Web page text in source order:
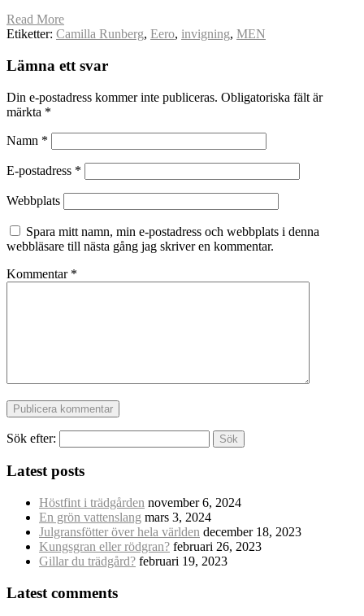
Read More
Etiketter: Camilla Runberg, Eero, invigning, MEN
Lämna ett svar
Din e-postadress kommer inte publiceras. Obligatoriska fält är
märkta *
Namn *
E-postadress *
Webbplats
Spara mitt namn, min e-postadress och webbplats i denna
webbläsare till nästa gång jag skriver en kommentar.
Kommentar *
Sök efter:
Latest posts
Höstfint i trädgården november 6, 2024
En grön vattenslang mars 3, 2024
Julgransfötter över hela världen december 18, 2023
Kungsgran eller rödgran? februari 26, 2023
Gillar du trädgård? februari 19, 2023
Latest comments